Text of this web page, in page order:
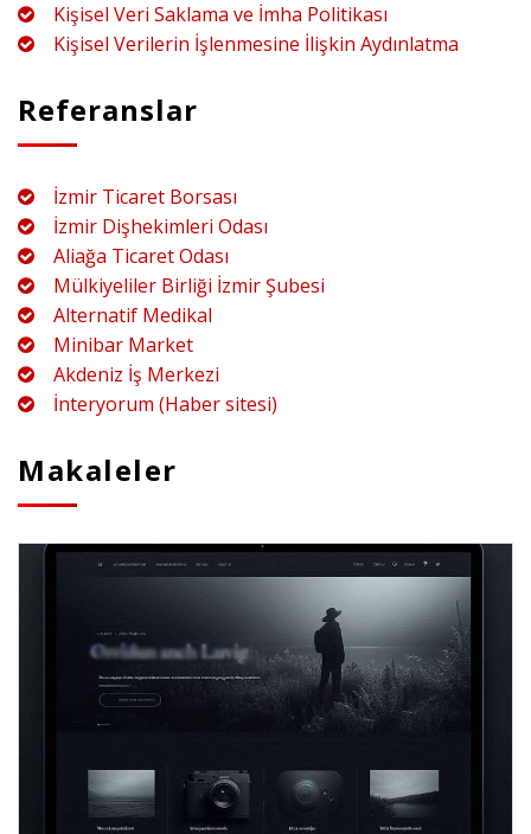
Kişisel Veri Saklama ve İmha Politikası
Kişisel Verilerin İşlenmesine İlişkin Aydınlatma
Referanslar
İzmir Ticaret Borsası
İzmir Dişhekimleri Odası
Aliağa Ticaret Odası
Mülkiyeliler Birliği İzmir Şubesi
Alternatif Medikal
Minibar Market
Akdeniz İş Merkezi
İnteryorum (Haber sitesi)
Makaleler